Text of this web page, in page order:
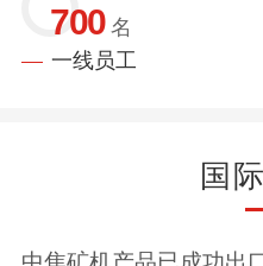
700 名
一线员工
国